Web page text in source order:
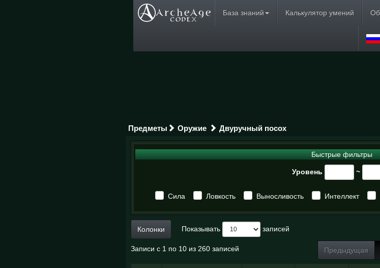
База знаний Калькулятор умений
Предметы Оружие Двуручный посох
Быстрые фильтры
Уровень ~
Сила Ловкость Выносливость Интеллект
Колонки Показывать записей
Записи с 1 по 10 из 260 записей Предыдущая